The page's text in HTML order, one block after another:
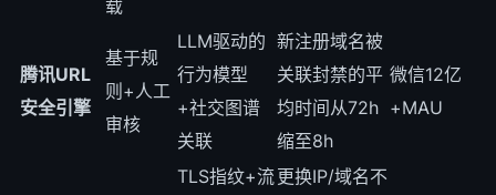
载
腾讯URL
安全引擎
基于规
则+人工
审核
LLM驱动的
行为模型
+社交图谱
关联
新注册域名被
关联封禁的平
均时间从72h
缩至8h
微信12亿
+MAU
TLS指纹+流更换IP/域名不